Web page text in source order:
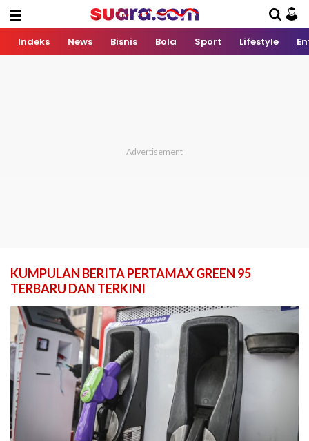
Indeks News Bisnis Bola Sport Lifestyle
KUMPULAN BERITA PERTAMAX GREEN 95
TERBARU DAN TERKINI